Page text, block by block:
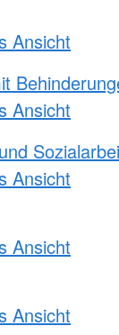
Ansicht
Ansicht
Ansicht
Ansicht
Ansicht